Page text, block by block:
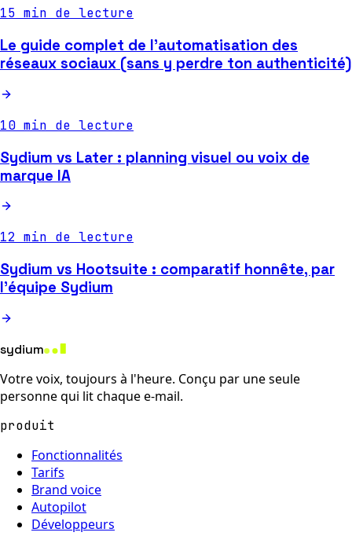
15 min de lecture
Le guide complet de l'automatisation des
réseaux sociaux (sans y perdre ton authenticité)
10 min de lecture
Sydium vs Later : planning visuel ou voix de
marque IA
12 min de lecture
Sydium vs Hootsuite : comparatif honnête, par
l'équipe Sydium
sydium
Votre voix, toujours à l'heure. Conçu par une seule
personne qui lit chaque e-mail.
produit
Fonctionnalités
Tarifs
Brand voice
Autopilot
Développeurs